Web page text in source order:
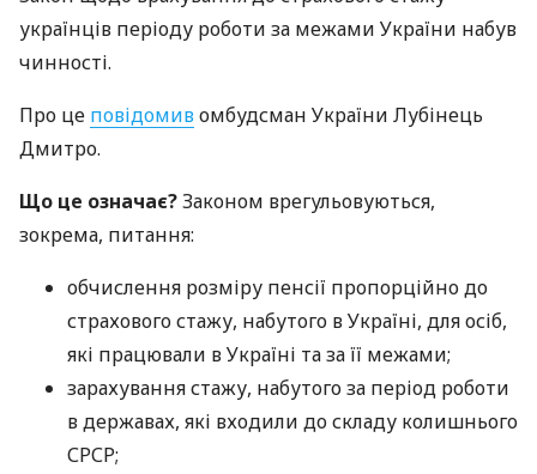
українців періоду роботи за межами України набув
чинності.
Про це повідомивомбудсман України Лубінець
Дмитро.
Що це означає?Законом врегульовуються,
зокрема, питання:
обчислення розміру пенсії пропорційно до
страхового стажу, набутого в Україні, для осіб,
які працювали в Україні та за її межами;
зарахування стажу, набутого за період роботи
в державах, які входили до складу колишнього
СРСР;